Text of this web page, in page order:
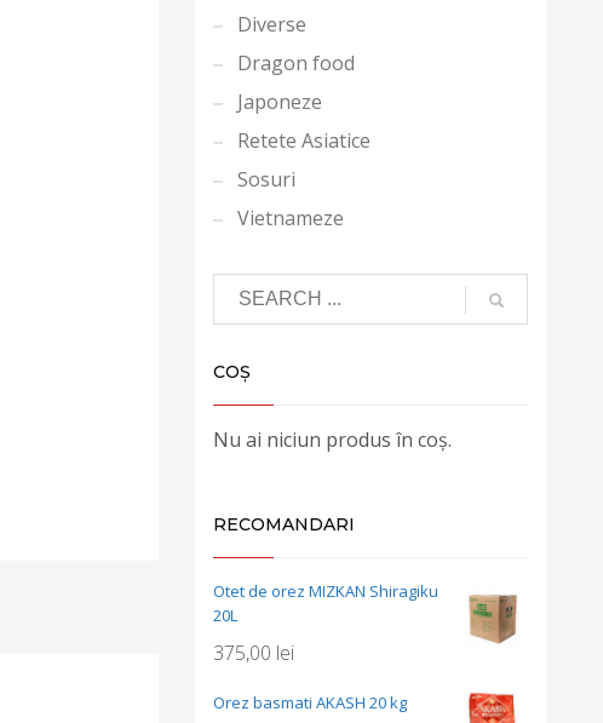
Diverse
Dragon food
Japoneze
Retete Asiatice
Sosuri
Vietnameze
COȘ
Nu ai niciun produs în coș.
RECOMANDARI
Otet de orez MIZKAN Shiragiku
20L
375,00 lei
Orez basmati AKASH 20 kg